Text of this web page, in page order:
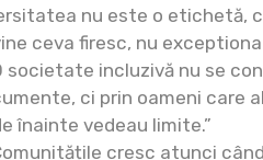
nu este o etichetă,
ceva firesc, nu
societate incluzivă nu se
ci prin oameni care
înainte vedeau limite.”
cresc atunci